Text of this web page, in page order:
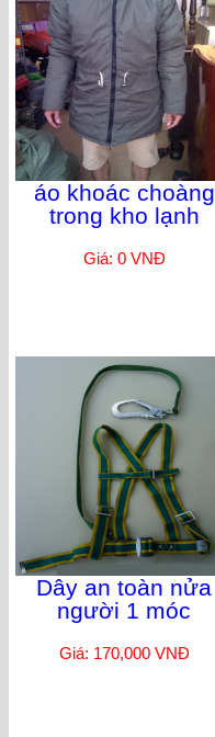
áo khoác choàng
trong kho lạnh
Giá: 0 VNĐ
Dây an toàn nửa
người 1 móc
Giá: 170,000 VNĐ